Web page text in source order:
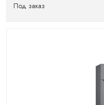
Под заказ